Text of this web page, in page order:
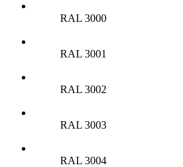
RAL 3000
RAL 3001
RAL 3002
RAL 3003
RAL 3004